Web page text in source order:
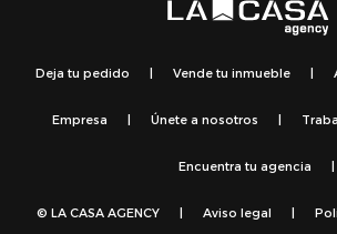
Deja tu pedido | Vende tu inmueble |
Empresa | Únete a nosotros |
Encuentra tu agencia |
© LA CASA AGENCY | Aviso legal |